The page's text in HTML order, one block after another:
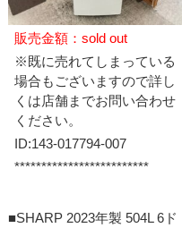
販売金額：sold out
※既に売れてしまっている
場合もございますので詳し
くは店舗までお問い合わせ
ください。
ID:143-017794-007
*************************
■SHARP 2023年製 504L 6ド